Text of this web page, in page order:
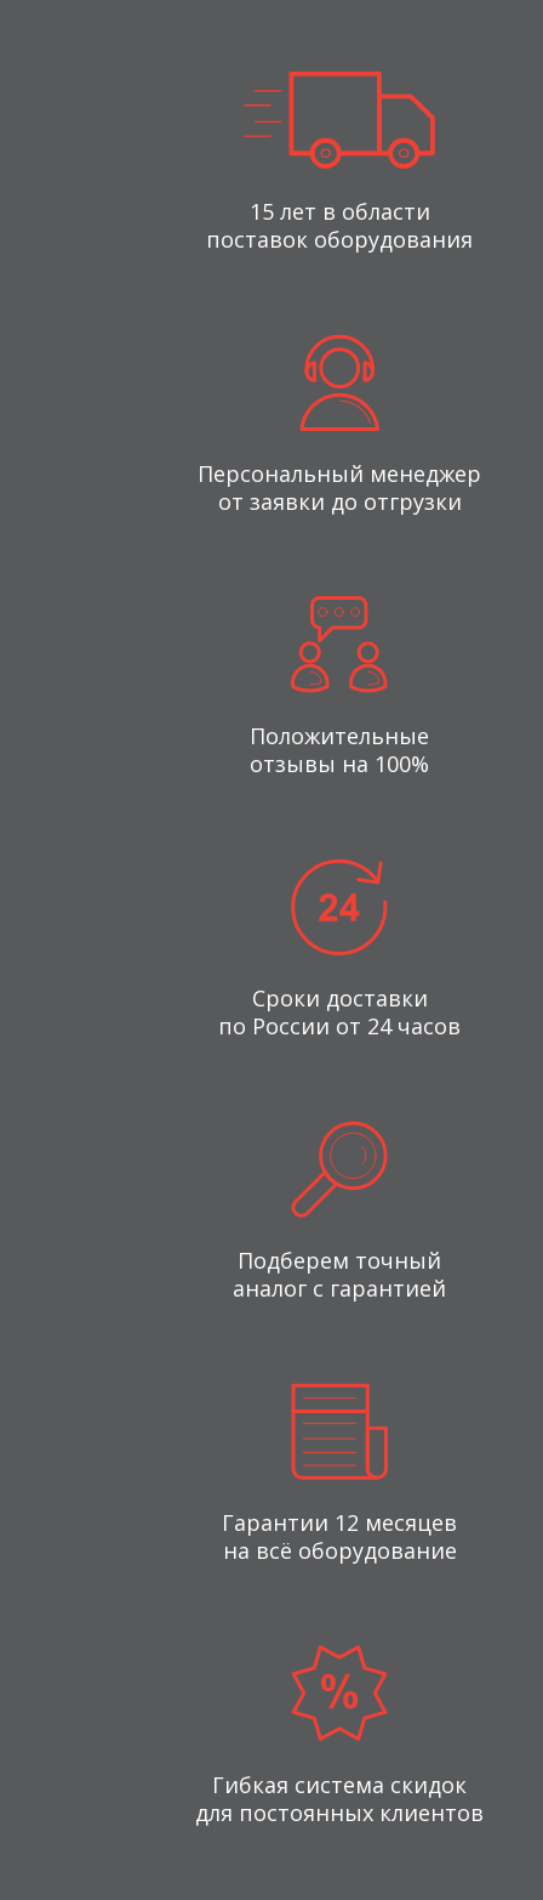
15 лет в области
поставок оборудования
Персональный менеджер
от заявки до отгрузки
Положительные
отзывы на 100%
Сроки доставки
по России от 24 часов
Подберем точный
аналог с гарантией
Гарантии 12 месяцев
на всё оборудование
Гибкая система скидок
для постоянных клиентов